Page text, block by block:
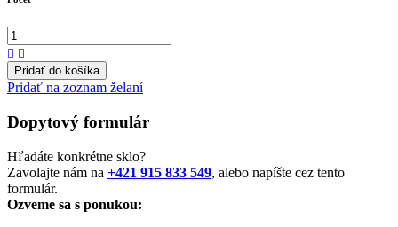
Pridať do košíka
Pridať na zoznam želaní
Dopytový formulár
Hľadáte konkrétne sklo?
Zavolajte nám na +421 915 833 549, alebo napíšte cez tento
formulár.
Ozveme sa s ponukou: